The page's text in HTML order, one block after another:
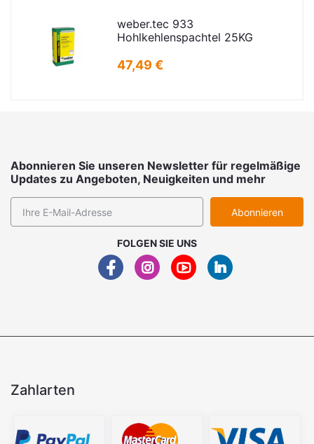
weber.tec 933
Hohlkehlenspachtel 25KG
47,49 €
Abonnieren Sie unseren Newsletter für regelmäßige
Updates zu Angeboten, Neuigkeiten und mehr
Abonnieren
FOLGEN SIE UNS
Zahlarten